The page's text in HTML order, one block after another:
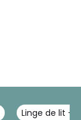
Linge de lit -